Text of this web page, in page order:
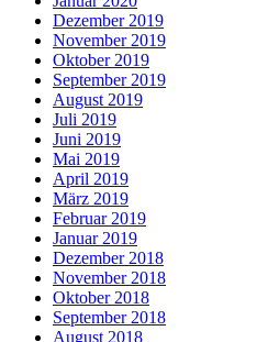
Dezember 2019
November 2019
Oktober 2019
September 2019
August 2019
Juli 2019
Juni 2019
Mai 2019
April 2019
März 2019
Februar 2019
Januar 2019
Dezember 2018
November 2018
Oktober 2018
September 2018
August 2018